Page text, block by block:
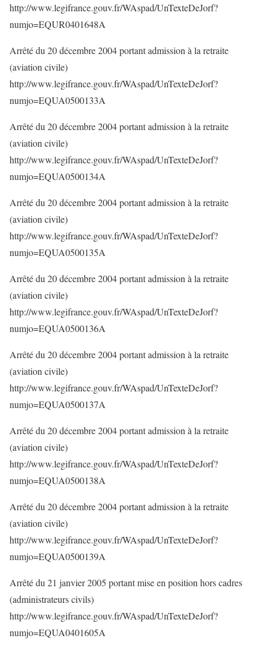
http://www.legifrance.gouv.fr/WAspad/UnTexteDeJorf?
numjo=EQUR0401648A
Arrêté du 20 décembre 2004 portant admission à la retraite
(aviation civile)
http://www.legifrance.gouv.fr/WAspad/UnTexteDeJorf?
numjo=EQUA0500133A
Arrêté du 20 décembre 2004 portant admission à la retraite
(aviation civile)
http://www.legifrance.gouv.fr/WAspad/UnTexteDeJorf?
numjo=EQUA0500134A
Arrêté du 20 décembre 2004 portant admission à la retraite
(aviation civile)
http://www.legifrance.gouv.fr/WAspad/UnTexteDeJorf?
numjo=EQUA0500135A
Arrêté du 20 décembre 2004 portant admission à la retraite
(aviation civile)
http://www.legifrance.gouv.fr/WAspad/UnTexteDeJorf?
numjo=EQUA0500136A
Arrêté du 20 décembre 2004 portant admission à la retraite
(aviation civile)
http://www.legifrance.gouv.fr/WAspad/UnTexteDeJorf?
numjo=EQUA0500137A
Arrêté du 20 décembre 2004 portant admission à la retraite
(aviation civile)
http://www.legifrance.gouv.fr/WAspad/UnTexteDeJorf?
numjo=EQUA0500138A
Arrêté du 20 décembre 2004 portant admission à la retraite
(aviation civile)
http://www.legifrance.gouv.fr/WAspad/UnTexteDeJorf?
numjo=EQUA0500139A
Arrêté du 21 janvier 2005 portant mise en position hors cadres
(administrateurs civils)
http://www.legifrance.gouv.fr/WAspad/UnTexteDeJorf?
numjo=EQUA0401605A